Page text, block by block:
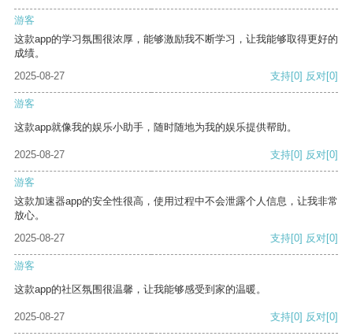
游客
这款app的学习氛围很浓厚，能够激励我不断学习，让我能够取得更好的
成绩。
2025-08-27
支持[0] 反对[0]
游客
这款app就像我的娱乐小助手，随时随地为我的娱乐提供帮助。
2025-08-27 支持[0] 反对[0]
游客
这款加速器app的安全性很高，使用过程中不会泄露个人信息，让我非常
放心。
2025-08-27
支持[0] 反对[0]
游客
这款app的社区氛围很温馨，让我能够感受到家的温暖。
2025-08-27 支持[0] 反对[0]